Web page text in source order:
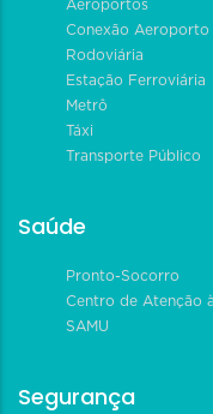
Aeroportos
Conexão Aeroporto
Rodoviária
Estação Ferroviária
Metrô
Táxi
Transporte Público
Saúde
Pronto-Socorro
Centro de Atenção
SAMU
Segurança